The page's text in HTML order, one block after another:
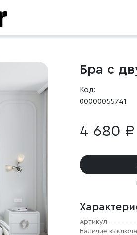
Бра с
Код:
00000055741
4 680 ₽
Артикул
Наличие